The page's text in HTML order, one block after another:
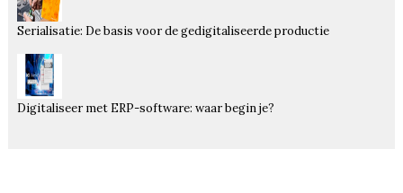
Serialisatie: De basis voor de gedigitaliseerde productie
Digitaliseer met ERP-software: waar begin je?